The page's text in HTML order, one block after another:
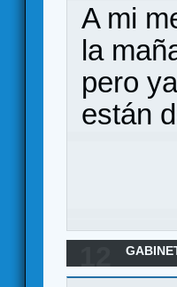
A mi
la
pero
están
Civil de